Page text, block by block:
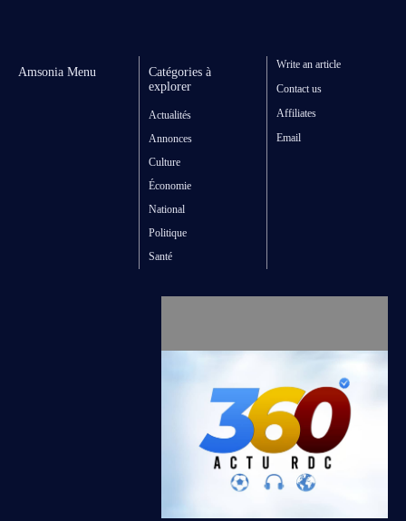
Amsonia Menu
Catégories à
explorer
Actualités
Annonces
Culture
Économie
National
Politique
Santé
Write an article
Contact us
Affiliates
Email